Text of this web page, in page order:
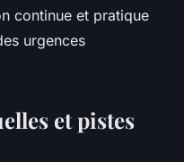
continue et pratique
urgences
et pistes